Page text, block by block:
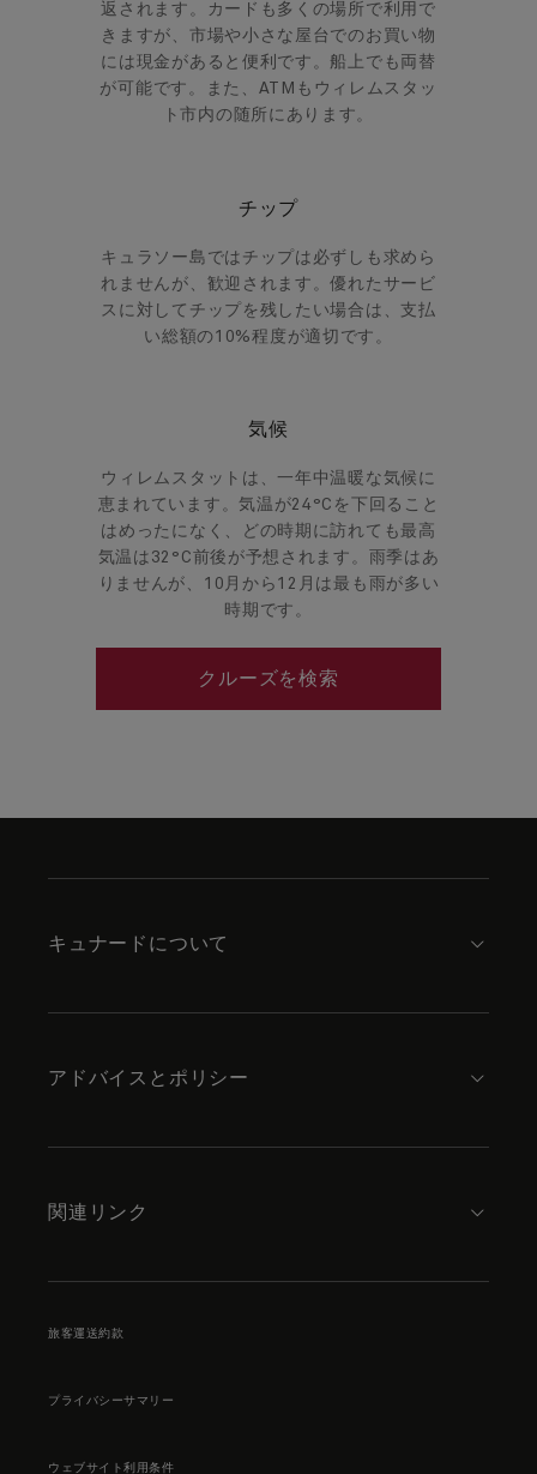
返されます。カードも多くの場所で利用で
きますが、市場や小さな屋台でのお買い物
には現金があると便利です。船上でも両替
が可能です。また、ATMもウィレムスタッ
ト市内の随所にあります。
チップ
キュラソー島ではチップは必ずしも求めら
れませんが、歓迎されます。優れたサービ
スに対してチップを残したい場合は、支払
い総額の10%程度が適切です。
気候
ウィレムスタットは、一年中温暖な気候に
恵まれています。気温が24°Cを下回ること
はめったになく、どの時期に訪れても最高
気温は32°C前後が予想されます。雨季はあ
りませんが、10月から12月は最も雨が多い
時期です。
クルーズを検索
キュナードについて
アドバイスとポリシー
関連リンク
旅客運送約款
プライバシーサマリー
ウェブサイト利用条件